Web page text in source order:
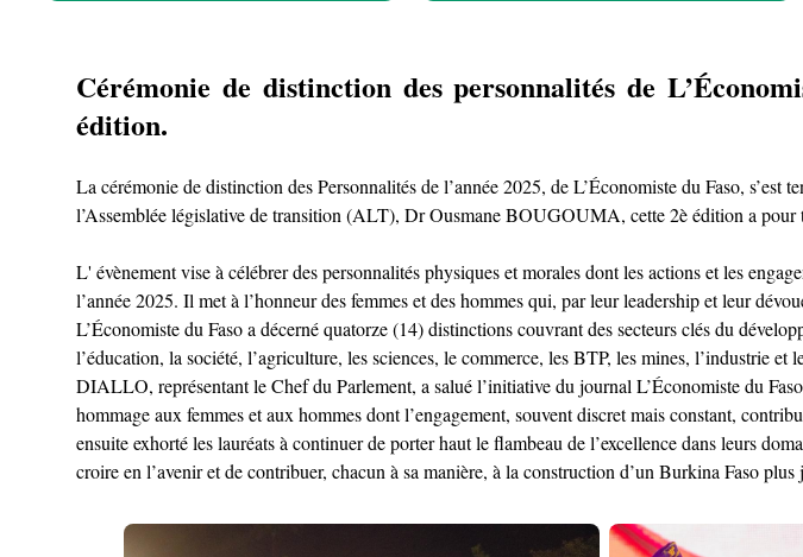
Cérémonie de distinction des personnalités de
édition.
La cérémonie de distinction des Personnalités de l’année 2025, de L’Économiste du Faso,
l’Assemblée législative de transition (ALT), Dr Ousmane BOUGOUMA, cette 2è édition a pour
L' évènement vise à célébrer des personnalités physiques et morales dont les actions et les
l’année 2025. Il met à l’honneur des femmes et des hommes qui, par leur leadership et leur
L’Économiste du Faso a décerné quatorze (14) distinctions couvrant des secteurs clés du
l’éducation, la société, l’agriculture, les sciences, le commerce, les BTP, les mines, l’industrie
DIALLO, représentant le Chef du Parlement, a salué l’initiative du journal L’Économiste du
hommage aux femmes et aux hommes dont l’engagement, souvent discret mais constant,
ensuite exhorté les lauréats à continuer de porter haut le flambeau de l’excellence dans leurs
croire en l’avenir et de contribuer, chacun à sa manière, à la construction d’un Burkina Faso